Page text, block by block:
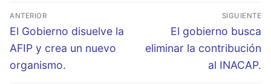
Navegación
de
entradas
ANTERIOR
Entrada
anterior:
El Gobierno disuelve la
AFIP y crea un nuevo
organismo.
SIGUIENTE
Entrada
siguiente:
El gobierno busca
eliminar la contribución
al INACAP.